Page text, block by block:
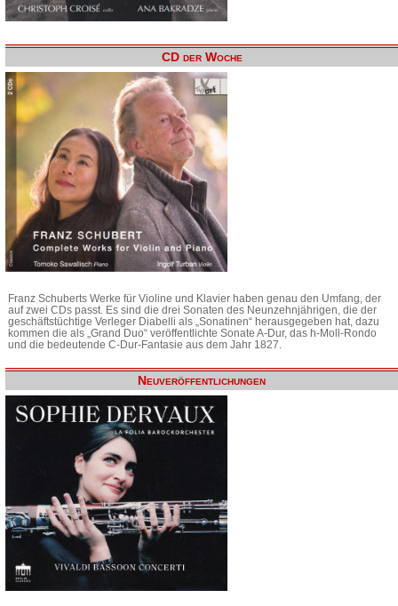
CD der Woche
Franz Schuberts Werke für Violine und Klavier haben genau den Umfang, der
auf zwei CDs passt. Es sind die drei Sonaten des Neunzehnjährigen, die der
geschäftstüchtige Verleger Diabelli als „Sonatinen“ herausgegeben hat, dazu
kommen die als „Grand Duo“ veröffentlichte Sonate A-Dur, das h-Moll-Rondo
und die bedeutende C-Dur-Fantasie aus dem Jahr 1827.
Neuveröffentlichungen